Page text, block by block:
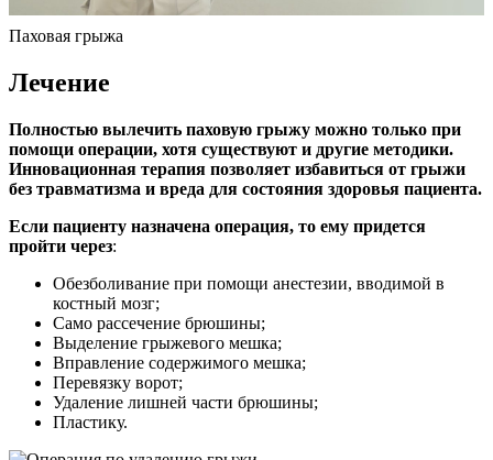
Паховая грыжа
Лечение
Полностью вылечить паховую грыжу можно только при
помощи операции, хотя существуют и другие методики.
Инновационная терапия позволяет избавиться от грыжи
без травматизма и вреда для состояния здоровья пациента.
Если пациенту назначена операция, то ему придется
пройти через:
Обезболивание при помощи анестезии, вводимой в
костный мозг;
Само рассечение брюшины;
Выделение грыжевого мешка;
Вправление содержимого мешка;
Перевязку ворот;
Удаление лишней части брюшины;
Пластику.